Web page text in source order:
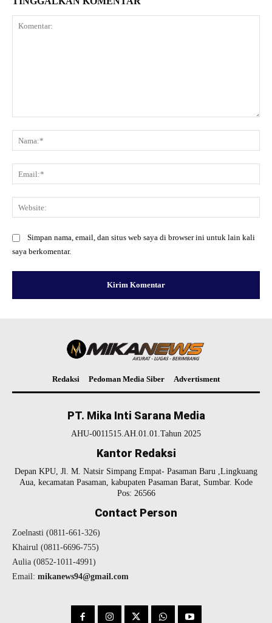
Simpan nama, email, dan situs web saya di browser ini untuk lain kali
saya berkomentar.
Redaksi Pedoman Media Siber Advertisment
PT. Mika Inti Sarana Media
AHU-0011515.AH.01.01.Tahun 2025
Kantor Redaksi
Depan KPU, Jl. M. Natsir Simpang Empat- Pasaman Baru ,Lingkuang
Aua, kecamatan Pasaman, kabupaten Pasaman Barat, Sumbar. Kode
Pos: 26566
Contact Person
Zoelnasti (0811-661-326)
Khairul (0811-6696-755)
Aulia (0852-1011-4991)
Email: mikanews94@gmail.com